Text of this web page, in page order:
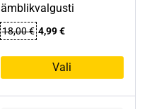
ämblikvalgusti
18,00€ Algne
oli:
18,00 €.
4,99€Praegune
on:
4,99 €.
Vali